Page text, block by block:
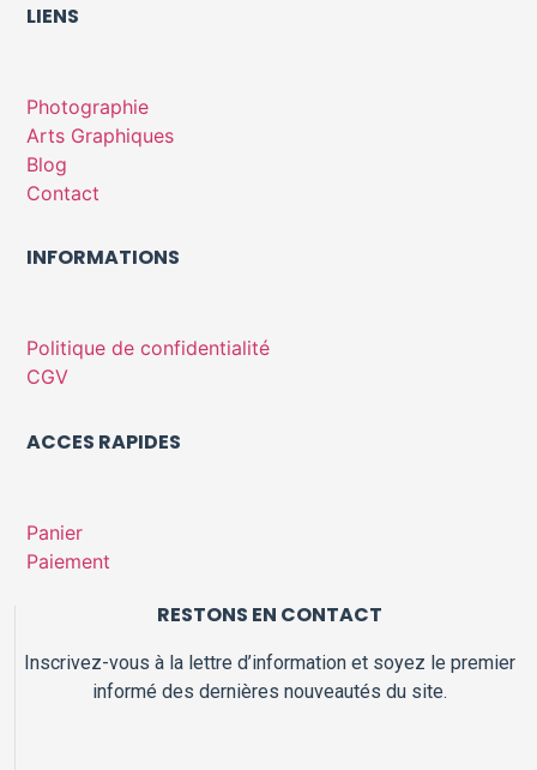
LIENS
Photographie
Arts Graphiques
Blog
Contact
INFORMATIONS
Politique de confidentialité
CGV
ACCES RAPIDES
Panier
Paiement
RESTONS EN CONTACT
Inscrivez-vous à la lettre d’information et soyez le premier
informé des dernières nouveautés du site.